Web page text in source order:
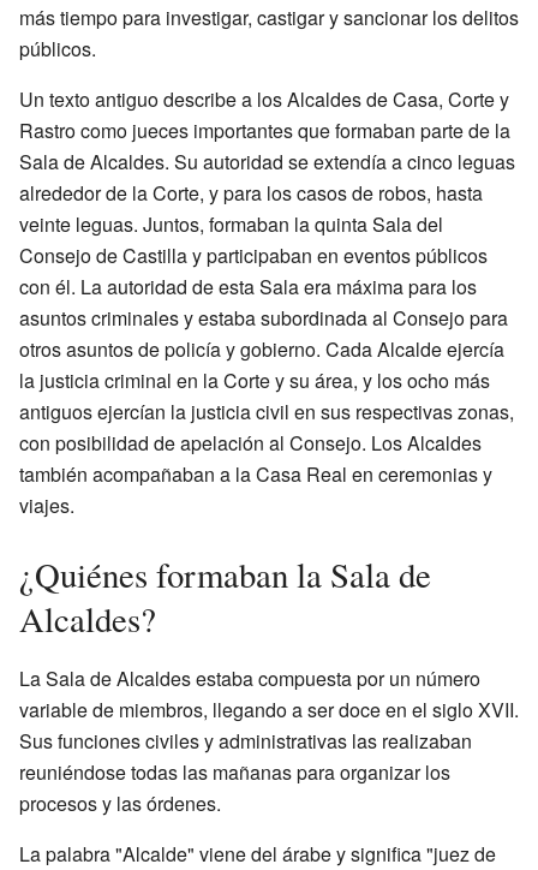
más tiempo para investigar, castigar y sancionar los delitos
públicos.
Un texto antiguo describe a los Alcaldes de Casa, Corte y
Rastro como jueces importantes que formaban parte de la
Sala de Alcaldes. Su autoridad se extendía a cinco leguas
alrededor de la Corte, y para los casos de robos, hasta
veinte leguas. Juntos, formaban la quinta Sala del
Consejo de Castilla y participaban en eventos públicos
con él. La autoridad de esta Sala era máxima para los
asuntos criminales y estaba subordinada al Consejo para
otros asuntos de policía y gobierno. Cada Alcalde ejercía
la justicia criminal en la Corte y su área, y los ocho más
antiguos ejercían la justicia civil en sus respectivas zonas,
con posibilidad de apelación al Consejo. Los Alcaldes
también acompañaban a la Casa Real en ceremonias y
viajes.
¿Quiénes formaban la Sala de
Alcaldes?
La Sala de Alcaldes estaba compuesta por un número
variable de miembros, llegando a ser doce en el siglo XVII.
Sus funciones civiles y administrativas las realizaban
reuniéndose todas las mañanas para organizar los
procesos y las órdenes.
La palabra "Alcalde" viene del árabe y significa "juez de